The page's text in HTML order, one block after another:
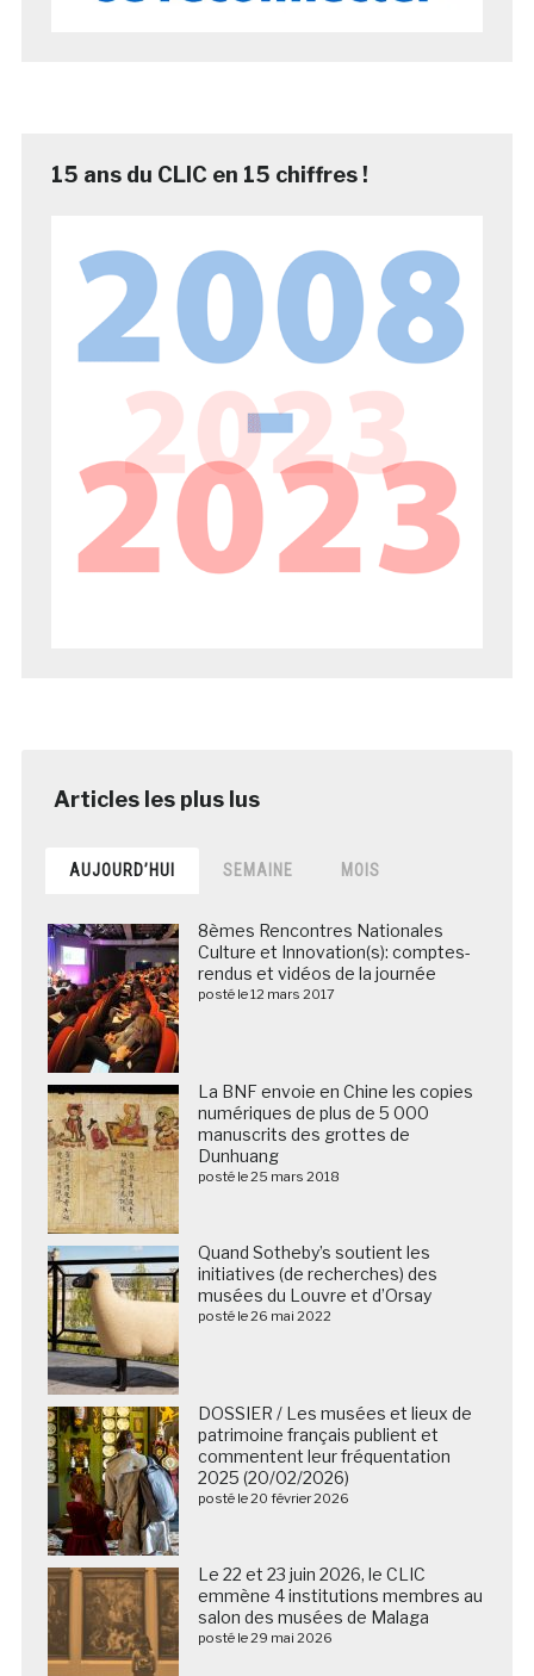
15 ans du CLIC en 15 chiffres !
AUJOURD’HUI SEMAINE MOIS
8èmes Rencontres Nationales
Culture et Innovation(s): comptes-
rendus et vidéos de la journée
posté le 12 mars 2017
La BNF envoie en Chine les copies
numériques de plus de 5 000
manuscrits des grottes de
Dunhuang
posté le 25 mars 2018
Quand Sotheby’s soutient les
initiatives (de recherches) des
musées du Louvre et d’Orsay
posté le 26 mai 2022
DOSSIER / Les musées et lieux de
patrimoine français publient et
commentent leur fréquentation
2025 (20/02/2026)
posté le 20 février 2026
Le 22 et 23 juin 2026, le CLIC
emmène 4 institutions membres au
salon des musées de Malaga
posté le 29 mai 2026